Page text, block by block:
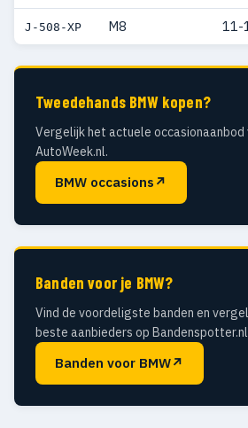
J-508-XP M8 11-
Tweedehands BMW kopen?
Vergelijk het actuele occasionaanbod
AutoWeek.nl.
BMW occasions ↗
Banden voor je BMW?
Vind de voordeligste banden en
beste aanbieders op
Banden voor BMW↗